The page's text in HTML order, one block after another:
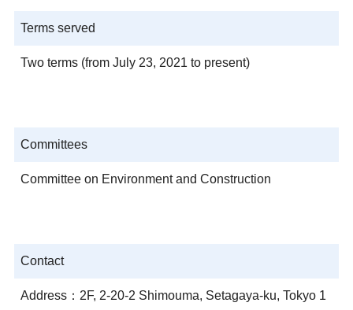
Terms served
Two terms (from July 23, 2021 to present)
Committees
Committee on Environment and Construction
Contact
Address：2F, 2-20-2 Shimouma, Setagaya-ku, Tokyo 1